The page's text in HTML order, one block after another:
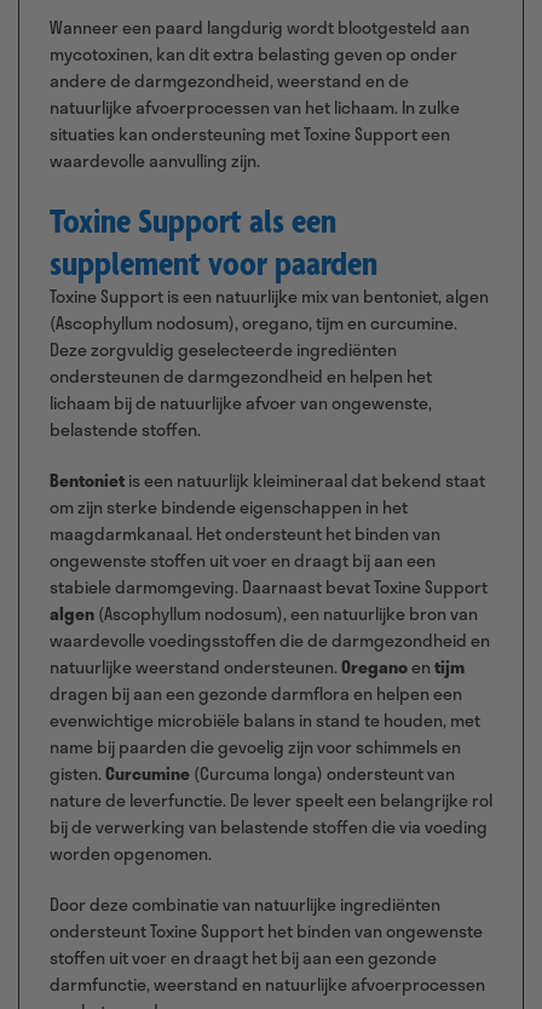
Wanneer een paard langdurig wordt blootgesteld aan
mycotoxinen, kan dit extra belasting geven op onder
andere de darmgezondheid, weerstand en de
natuurlijke afvoerprocessen van het lichaam. In zulke
situaties kan ondersteuning met Toxine Support een
waardevolle aanvulling zijn.
Toxine Support als een
supplement voor paarden
Toxine Support is een natuurlijke mix van bentoniet, algen
(Ascophyllum nodosum), oregano, tijm en curcumine.
Deze zorgvuldig geselecteerde ingrediënten
ondersteunen de darmgezondheid en helpen het
lichaam bij de natuurlijke afvoer van ongewenste,
belastende stoffen.
Bentonietis een natuurlijk kleimineraal dat bekend staat
om zijn sterke bindende eigenschappen in het
maagdarmkanaal. Het ondersteunt het binden van
ongewenste stoffen uit voer en draagt bij aan een
stabiele darmomgeving. Daarnaast bevat Toxine Support
algen(Ascophyllum nodosum), een natuurlijke bron van
waardevolle voedingsstoffen die de darmgezondheid en
natuurlijke weerstand ondersteunen.Oreganoentijm
dragen bij aan een gezonde darmflora en helpen een
evenwichtige microbiële balans in stand te houden, met
name bij paarden die gevoelig zijn voor schimmels en
gisten.Curcumine(Curcuma longa) ondersteunt van
nature de leverfunctie. De lever speelt een belangrijke rol
bij de verwerking van belastende stoffen die via voeding
worden opgenomen.
Door deze combinatie van natuurlijke ingrediënten
ondersteunt Toxine Support het binden van ongewenste
stoffen uit voer en draagt het bij aan een gezonde
darmfunctie, weerstand en natuurlijke afvoerprocessen